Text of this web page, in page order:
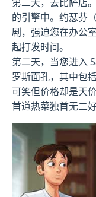
的引擎中。约瑟芬
剧，强迫您在办公
起打发时间。
第二天，当您进入
罗斯面孔，其中包
可笑但价格却是天
首道热菜独首无二